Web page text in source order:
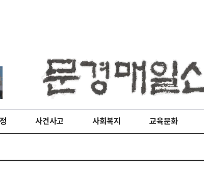
사건사고 사회복지 교육문화